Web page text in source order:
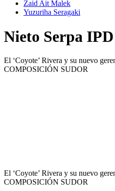
Zaid Ait Malek
Yuzuriha Seragaki
Nieto Serpa IPD
El ‘Coyote’ Rivera y su nuevo
COMPOSICIÓN SUDOR
El ‘Coyote’ Rivera y su nuevo
COMPOSICIÓN SUDOR